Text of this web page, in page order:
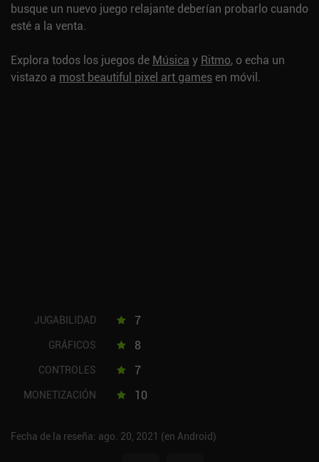
busque un nuevo juego relajante deberían probarlo cuando
esté a la venta.
Explora todos los juegos de Música y Ritmo, o echa un
vistazo a most beautiful pixel art games en móvil.
JUGABILIDAD 7
GRÁFICOS 8
CONTROLES 7
MONETIZACIÓN 10
Fecha de la reseña: ago. 20, 2021 (en Android)